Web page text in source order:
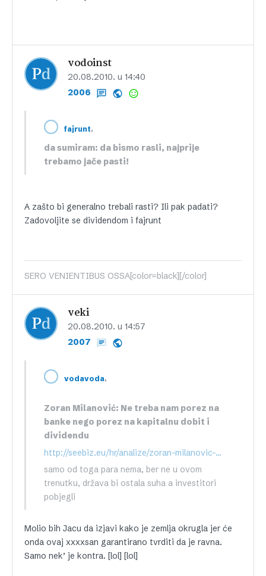
vodoinst
20.08.2010. u 14:40
2006
fajrunt,
da sumiram: da bismo rasli, najprije
trebamo jače pasti!
A zašto bi generalno trebali rasti? Ili pak padati?
Zadovoljite se dividendom i fajrunt
SERO VENIENTIBUS OSSA[color=black][/color]
veki
20.08.2010. u 14:57
2007
vodavoda,
Zoran Milanović: Ne treba nam porez na
banke nego porez na kapitalnu dobit i
dividendu
http://seebiz.eu/hr/analize/zoran-milanovic-ne-treba-nam-porez-na-banke-nego-porez-na-kapitalnu-dobit-i-dividendu,89136.html
samo od toga para nema, ber ne u ovom
trenutku, država bi ostala suha a investitori
pobjegli
Molio bih Jacu da izjavi kako je zemlja okrugla jer će
onda ovaj xxxxsan garantirano tvrditi da je ravna.
Samo nek’ je kontra. [lol] [lol]